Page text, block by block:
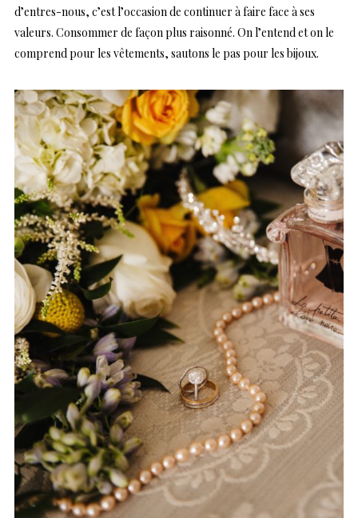
d’entres-nous, c’est l’occasion de continuer à faire face à ses
valeurs. Consommer de façon plus raisonné. On l’entend et on le
comprend pour les vêtements, sautons le pas pour les bijoux.